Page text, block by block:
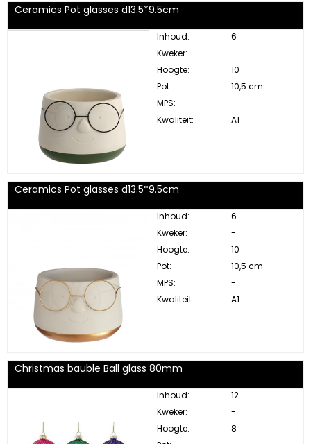
Ceramics Pot glasses d13.5*9.5cm
Inhoud:
6
Kweker:
-
Hoogte:
10
Pot:
10,5 cm
MPS:
-
Kwaliteit:
A1
Ceramics Pot glasses d13.5*9.5cm
Inhoud:
6
Kweker:
-
Hoogte:
10
Pot:
10,5 cm
MPS:
-
Kwaliteit:
A1
Christmas bauble Ball glass 80mm
Inhoud:
12
Kweker:
-
Hoogte:
8